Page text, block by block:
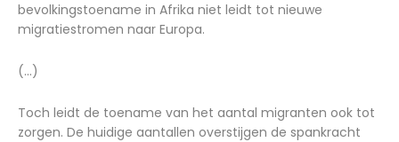
bevolkingstoename in Afrika niet leidt tot nieuwe
migratiestromen naar Europa.
(...)
Toch leidt de toename van het aantal migranten ook tot
zorgen. De huidige aantallen overstijgen de spankracht